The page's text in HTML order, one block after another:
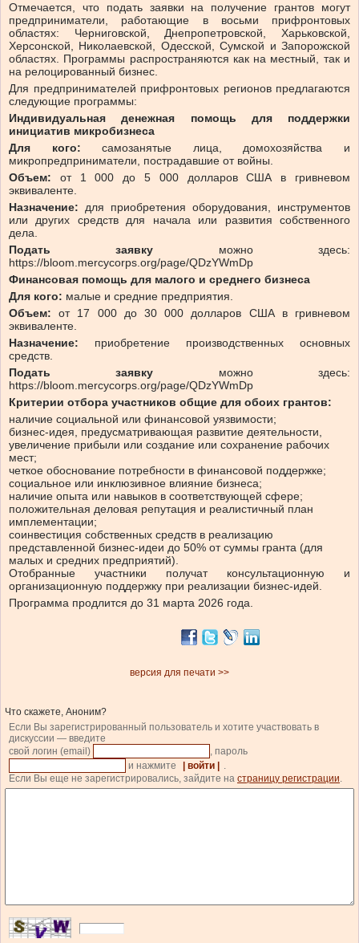
Отмечается, чтоподать заявки на получение грантов могут
предприниматели, работающие в восьми прифронтовых
областях: Черниговской, Днепропетровской, Харьковской,
Херсонской, Николаевской, Одесской, Сумской и Запорожской
областях. Программы распространяются как на местный, так и
на релоцированный бизнес.
Для предпринимателей прифронтовых регионов предлагаются
следующие программы:
Индивидуальная денежная помощь для поддержки
инициатив микробизнеса
Для кого: самозанятые лица, домохозяйства и
микропредприниматели, пострадавшие от войны.
Объем: от 1 000 до 5 000 долларов США в гривневом
эквиваленте.
Назначение: для приобретения оборудования, инструментов
или других средств для начала или развития собственного
дела.
Подать заявку можно здесь:
https://bloom.mercycorps.org/page/QDzYWmDp
Финансовая помощь для малого и среднего бизнеса
Для кого: малые и средние предприятия.
Объем: от 17 000 до 30 000 долларов США в гривневом
эквиваленте.
Назначение: приобретение производственных основных
средств.
Подать заявку можно здесь:
https://bloom.mercycorps.org/page/QDzYWmDp
Критерии отбора участников общие для обоих грантов:
наличие социальной или финансовой уязвимости;
бизнес-идея, предусматривающая развитие деятельности,
увеличение прибыли или создание или сохранение рабочих
мест;
четкое обоснование потребности в финансовой поддержке;
социальное или инклюзивное влияние бизнеса;
наличие опыта или навыков в соответствующей сфере;
положительная деловая репутация и реалистичный план
имплементации;
соинвестиция собственных средств в реализацию
представленной бизнес-идеи до 50% от суммы гранта (для
малых и средних предприятий).
Отобранные участники получат консультационную и
организационную поддержку при реализации бизнес-идей.
Программа продлится до 31 марта 2026 года.
версия для печати >>
Что скажете, Аноним?
Если Вы зарегистрированный пользователь и хотите участвовать в
дискуссии — введите
свой логин (email)
, пароль
и нажмите
| войти |
.
Если Вы еще не зарегистрировались, зайдите на страницу регистрации.